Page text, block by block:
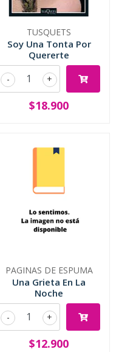
TUSQUETS
Soy Una Tonta Por
Quererte
+
-
$18.900
PAGINAS DE ESPUMA
Una Grieta En La
Noche
+
-
$12.900